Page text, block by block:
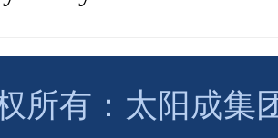
：太阳成集团